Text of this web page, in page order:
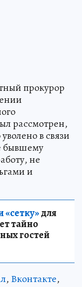
прокурор
рассмотрен,
в связи
бывшему
не
и
для
тайно
гостей
, Вконтакте,